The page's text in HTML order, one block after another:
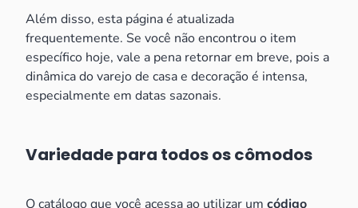
Além disso, esta página é atualizada
frequentemente. Se você não encontrou o item
específico hoje, vale a pena retornar em breve, pois a
dinâmica do varejo de casa e decoração é intensa,
especialmente em datas sazonais.
Variedade para todos os cômodos
O catálogo que você acessa ao utilizar um código